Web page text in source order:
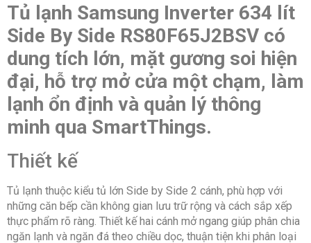
Tủ lạnh Samsung Inverter 634 lít
Side By Side RS80F65J2BSV có
dung tích lớn, mặt gương soi hiện
đại, hỗ trợ mở cửa một chạm, làm
lạnh ổn định và quản lý thông
minh qua SmartThings.
Thiết kế
Tủ lạnh thuộc kiểu tủ lớn Side by Side 2 cánh, phù hợp với
những căn bếp cần không gian lưu trữ rộng và cách sắp xếp
thực phẩm rõ ràng. Thiết kế hai cánh mở ngang giúp phân chia
ngăn lạnh và ngăn đá theo chiều dọc, thuận tiện khi phân loại